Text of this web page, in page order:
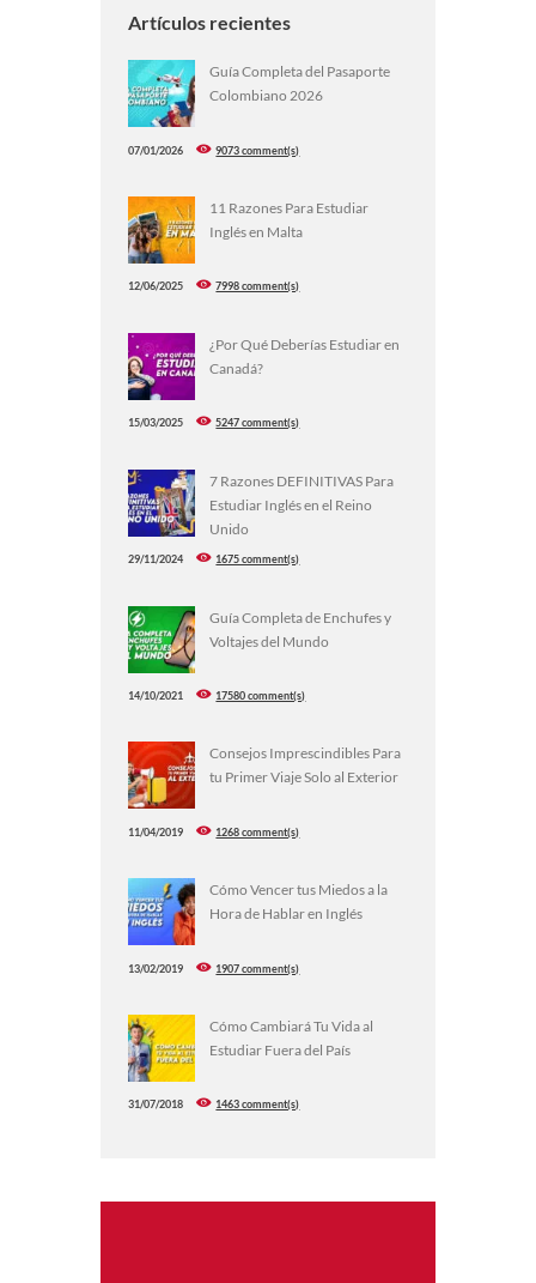
Artículos recientes
Guía Completa del Pasaporte
Colombiano 2026
07/01/2026 9073 comment(s)
11 Razones Para Estudiar
Inglés en Malta
12/06/2025 7998 comment(s)
¿Por Qué Deberías Estudiar en
Canadá?
15/03/2025 5247 comment(s)
7 Razones DEFINITIVAS Para
Estudiar Inglés en el Reino
Unido
29/11/2024 1675 comment(s)
Guía Completa de Enchufes y
Voltajes del Mundo
14/10/2021 17580 comment(s)
Consejos Imprescindibles Para
tu Primer Viaje Solo al Exterior
11/04/2019 1268 comment(s)
Cómo Vencer tus Miedos a la
Hora de Hablar en Inglés
13/02/2019 1907 comment(s)
Cómo Cambiará Tu Vida al
Estudiar Fuera del País
31/07/2018 1463 comment(s)